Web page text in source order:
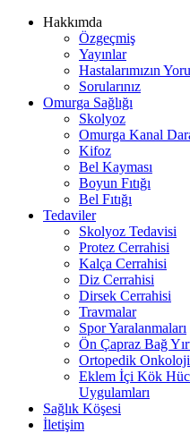
Hakkımda
Özgeçmiş
Yayınlar
Hastalarımızın
Sorularınız
Omurga Sağlığı
Skolyoz
Omurga Kanal
Kifoz
Bel Kayması
Boyun Fıtığı
Bel Fıtığı
Tedaviler
Skolyoz Tedavisi
Protez Cerrahisi
Kalça Cerrahisi
Diz Cerrahisi
Dirsek Cerrahisi
Travmalar
Spor Yaralanmaları
Ön Çapraz Bağ
Ortopedik Onkoloji
Eklem İçi Kök
Uygulamları
Sağlık Köşesi
İletişim